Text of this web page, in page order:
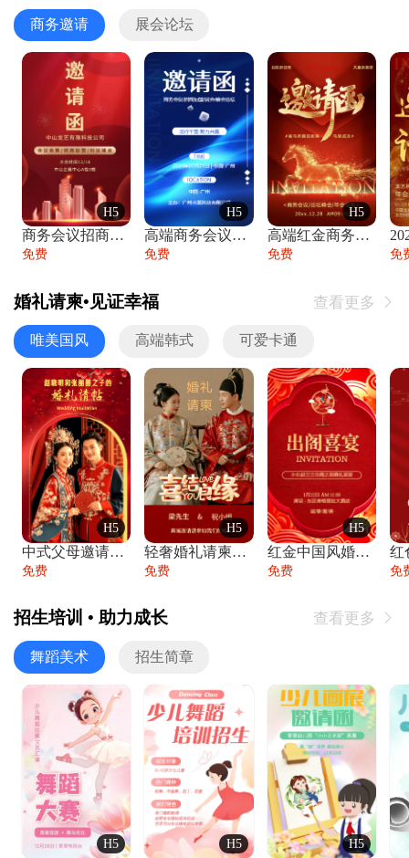
商务邀请 展会论坛
H5
商务会议招商展会科技峰会邀请函年会邀请
免费
H5
高端商务会议招商加盟展会峰会论坛邀请函
免费
H5
高端红金商务会议年会年终盛典答谢邀请函
免费 免
婚礼请柬•见证幸福 查看更多 
唯美国风 高端韩式 可爱卡通
H5
中式父母邀请函婚礼结婚请柬请贴父母邀请方
免费
H5
轻奢婚礼请柬婚礼邀请函结婚照请帖
免费
H5
红金中国风婚礼请柬出阁喜宴嫁女请帖出阁宴
免费 免
招生培训 • 助力成长 查看更多 
舞蹈美术 招生简章
H5 H5 H5